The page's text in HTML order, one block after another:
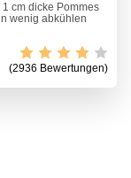
cm dicke Pommes
wenig abkühlen
(2936 Bewertungen)